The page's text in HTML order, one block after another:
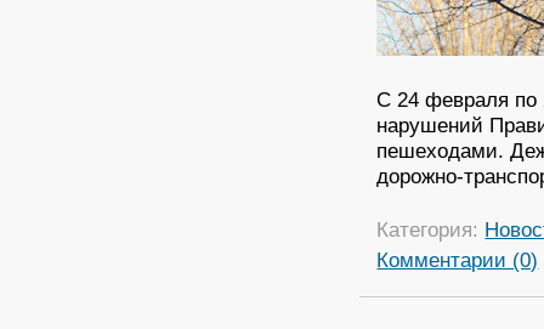
С 24 февраля по
нарушений
пешеходами.
дорожно-
Категория:
Комментарии (0)